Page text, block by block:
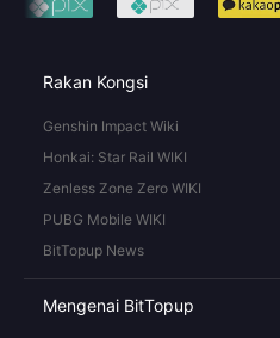
Rakan Kongsi
Genshin Impact Wiki
Honkai: Star Rail WIKI
Zenless Zone Zero WIKI
PUBG Mobile WIKI
BitTopup News
Mengenai BitTopup